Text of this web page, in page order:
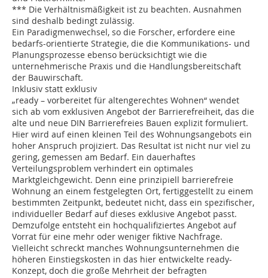
*** Die Verhältnismäßigkeit ist zu beachten. Ausnahmen
sind deshalb bedingt zulässig.
Ein Paradigmenwechsel, so die Forscher, erfordere eine
bedarfs-orientierte Strategie, die die Kommunikations- und
Planungsprozesse ebenso berücksichtigt wie die
unternehmerische Praxis und die Handlungsbereitschaft
der Bauwirschaft.
Inklusiv statt exklusiv
„ready – vorbereitet für altengerechtes Wohnen“ wendet
sich ab vom exklusiven Angebot der Barrierefreiheit, das die
alte und neue DIN Barrierefreies Bauen explizit formuliert.
Hier wird auf einen kleinen Teil des Wohnungsangebots ein
hoher Anspruch projiziert. Das Resultat ist nicht nur viel zu
gering, gemessen am Bedarf. Ein dauerhaftes
Verteilungsproblem verhindert ein optimales
Marktgleichgewicht. Denn eine prinzipiell barrierefreie
Wohnung an einem festgelegten Ort, fertiggestellt zu einem
bestimmten Zeitpunkt, bedeutet nicht, dass ein spezifischer,
individueller Bedarf auf dieses exklusive Angebot passt.
Demzufolge entsteht ein hochqualifiziertes Angebot auf
Vorrat für eine mehr oder weniger fiktive Nachfrage.
Vielleicht schreckt manches Wohnungsunternehmen die
höheren Einstiegskosten in das hier entwickelte ready-
Konzept, doch die große Mehrheit der befragten